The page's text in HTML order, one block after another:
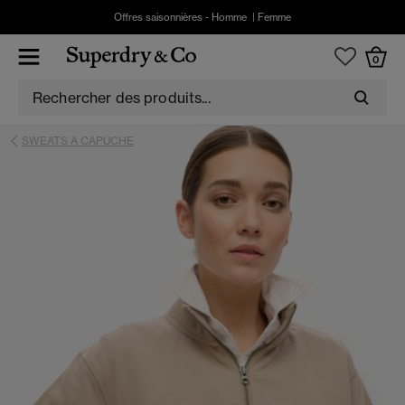
Offres saisonnières - Homme Femme
0
SWEATS A CAPUCHE